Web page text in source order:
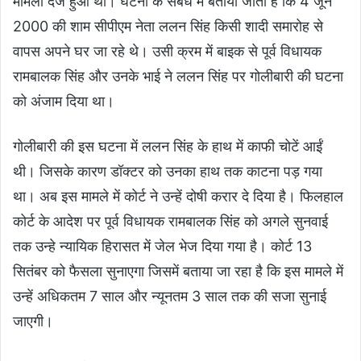
2000 की शाम सीपीएम नेता ललन सिंह किसी शादी समारोह से
वापस अपने घर जा रहे थे। उसी क्रम में बाइक से पूर्व विधायक
रामबालक सिंह और उनके भाई ने ललन सिंह पर गोलीबारी की घटना
को अंजाम दिया था।
गोलीबारी की इस घटना में ललन सिंह के हाथ में काफी चोटें आईं
थी। जिसके कारण डॉक्टर को उनका हाथ तक काटना पड़ गया
था। अब इस मामले में कोर्ट ने उन्हें दोषी करार दे दिया है। फिलहाल
कोर्ट के आदेश पर पूर्व विधायक रामबालक सिंह को अगले सुनवाई
तक उन्हे न्यायिक हिरासत में जेल भेज दिया गया है। कोर्ट 13
सितंबर को फैसला सुनाएगा जिसमें बताया जा रहा है कि इस मामले में
उन्हें अधिकतम 7 साल और न्यूनतम 3 साल तक की सजा सुनाई
जाएगी।